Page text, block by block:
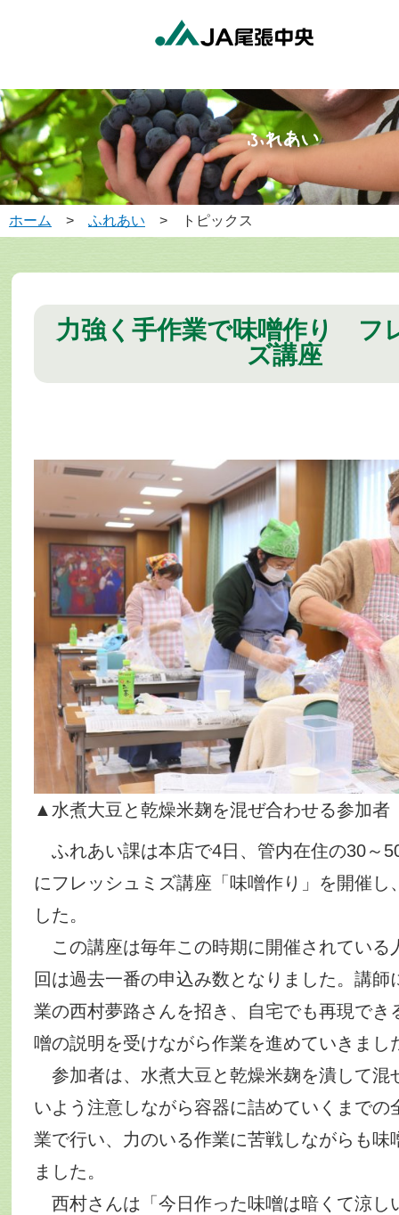
ホーム > ふれあい > トピックス
力強く手作業で味噌作り フ
ズ講座
▲水煮大豆と乾燥米麹を混ぜ合わせる参加者
ふれあい課は本店で4日、管内在住の30～
にフレッシュミズ講座「味噌作り」を開催し
した。
この講座は毎年この時期に開催されている
回は過去一番の申込み数となりました。講師
業の西村夢路さんを招き、自宅でも再現でき
噌の説明を受けながら作業を進めていきまし
参加者は、水煮大豆と乾燥米麹を潰して混
いよう注意しながら容器に詰めていくまでの
業で行い、力のいる作業に苦戦しながらも味
ました。
西村さんは「今日作った味噌は暗くて涼し